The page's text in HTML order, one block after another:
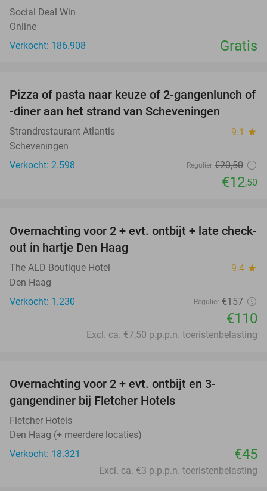
Social Deal Win
Online
Verkocht: 186.908
Gratis
39%
Pizza of pasta naar keuze of 2-gangenlunch of
-diner aan het strand van Scheveningen
Strandrestaurant Atlantis 9.1 star
Scheveningen
Verkocht: 2.598
Regulier €20,50
€12,50
30%
Overnachting voor 2 + evt. ontbijt + late check-
out in hartje Den Haag
The ALD Boutique Hotel 9.4 star
Den Haag
Verkocht: 1.230
Regulier €157
€110
Excl. ca. €7,50 p.p.p.n. toeristenbelasting
Overnachting voor 2 + evt. ontbijt en 3-
gangendiner bij Fletcher Hotels
Fletcher Hotels
Den Haag (+ meerdere locaties)
Verkocht: 18.321
€45
Excl. ca. €3 p.p.p.n. toeristenbelasting